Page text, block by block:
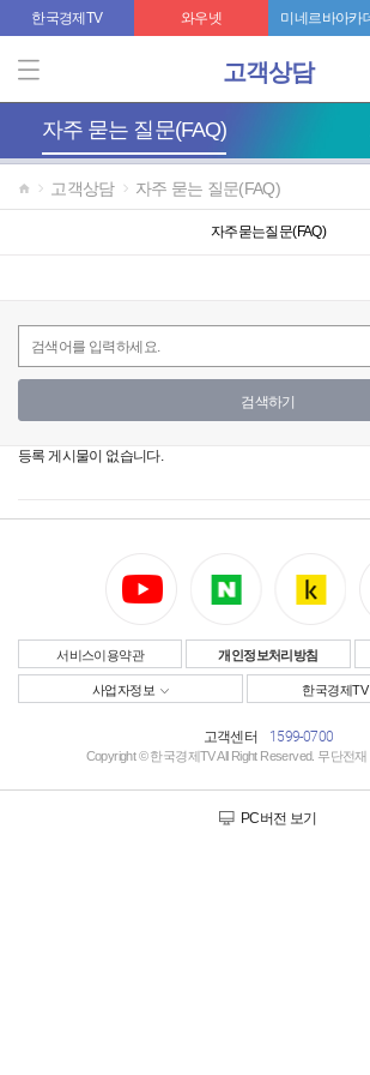
한국경제TV 와우넷 미네르바아카
고객상담
자주묻는질문(FAQ)
고객상담 자주묻는질문(FAQ)
자주묻는질문(FAQ)
검색하기
등록게시물이없습니다.
서비스이용약관 개인정보처리방침
사업자정보 한국경제
고객센터 1599-0700
Copyright©한국경제TVAllRightReserved.무단전
PC버전보기